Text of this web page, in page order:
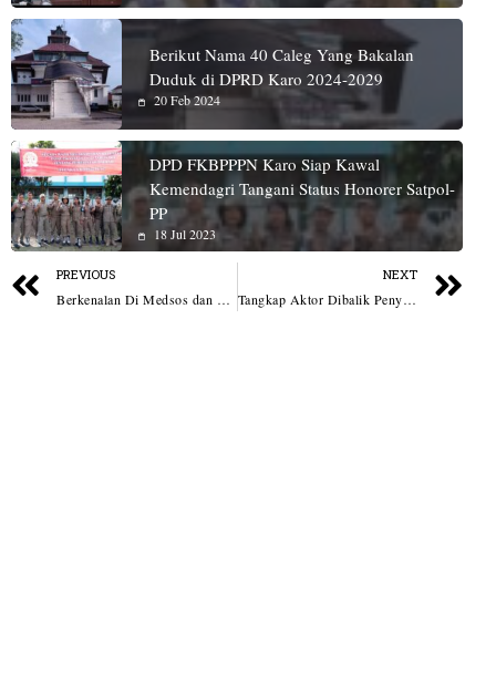
Berikut Nama 40 Caleg Yang Bakalan
Duduk di DPRD Karo 2024-2029
20 Feb 2024
DPD FKBPPPN Karo Siap Kawal
Kemendagri Tangani Status Honorer Satpol-
PP
18 Jul 2023
PREVIOUS
Berkenalan Di Medsos dan Dijanjikan Kerja, Seorang Wanita di Dairi Dicabuli
NEXT
Tangkap Aktor Dibalik Penyerangan Anggota DPRD di Belawan